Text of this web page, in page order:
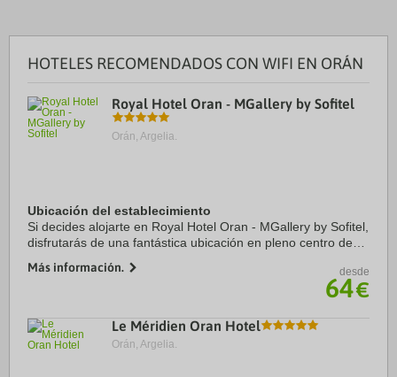
HOTELES RECOMENDADOS CON WIFI EN ORÁN
Royal Hotel Oran - MGallery by Sofitel
Orán, Argelia.
Ubicación del establecimiento
Si decides alojarte en Royal Hotel Oran - MGallery by Sofitel,
disfrutarás de una fantástica ubicación en pleno centro de
Noviembre y Ayuntamiento. ...
Más información. desde
64€
Le Méridien Oran Hotel
Orán, Argelia.